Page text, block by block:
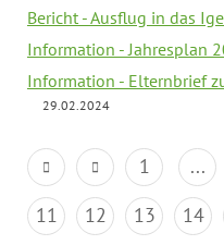
Bericht - Ausflug in das
Information - Jahresplan
Information - Elternbrief
29.02.2024
1 ...
11
12 13 14